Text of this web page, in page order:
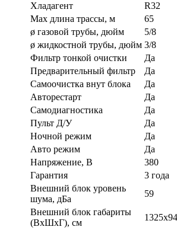
Хладагент
R32
Max длина трассы, м
65
ø газовой трубы, дюйм
5/8
ø жидкостной трубы, дюйм 3/8
Фильтр тонкой очистки
Да
Предварительный фильтр
Да
Самоочистка внут блока
Да
Авторестарт
Да
Самодиагностика
Да
Пульт Д/У
Да
Ночной режим
Да
Авто режим
Да
Напряжение, В
380
Гарантия
3 года
Внешний блок уровень
шума, дБа
59
Внешний блок габариты
(ВхШхГ), см